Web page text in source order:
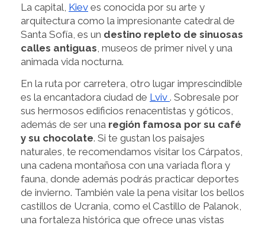
La capital, Kiev es conocida por su arte y
arquitectura como la impresionante catedral de
Santa Sofía, es un destino repleto de sinuosas
calles antiguas , museos de primer nivel y una
animada vida nocturna.
En la ruta por carretera, otro lugar imprescindible
es la encantadora ciudad de Lviv . Sobresale por
sus hermosos edificios renacentistas y góticos,
además de ser una región famosa por su café
y su chocolate. Si te gustan los paisajes
naturales, te recomendamos visitar los Cárpatos,
una cadena montañosa con una variada flora y
fauna, donde además podrás practicar deportes
de invierno. También vale la pena visitar los bellos
castillos de Ucrania, como el Castillo de Palanok,
una fortaleza histórica que ofrece unas vistas